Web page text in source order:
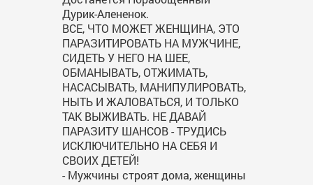
Дурик-Алененок.
ВСЕ, ЧТО МОЖЕТ ЖЕНЩИНА, ЭТО
ПАРАЗИТИРОВАТЬ НА МУЖЧИНЕ,
СИДЕТЬ У НЕГО НА ШЕЕ,
ОБМАНЫВАТЬ, ОТЖИМАТЬ,
НАСАСЫВАТЬ, МАНИПУЛИРОВАТЬ,
НЫТЬ И ЖАЛОВАТЬСЯ, И ТОЛЬКО
ТАК ВЫЖИВАТЬ. НЕ ДАВАЙ
ПАРАЗИТУ ШАНСОВ - ТРУДИСЬ
ИСКЛЮЧИТЕЛЬНО НА СЕБЯ И
СВОИХ ДЕТЕЙ!
- Мужчины строят дома, женщины